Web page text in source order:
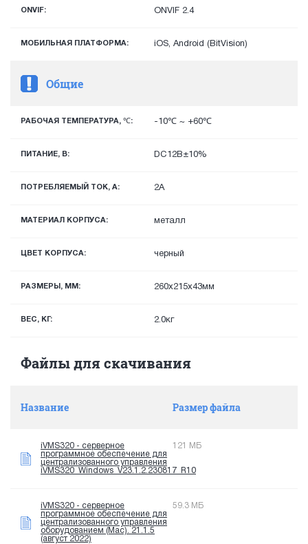
ONVIF: ONVIF 2.4
МОБИЛЬНАЯ ПЛАТФОРМА: iOS, Android (BitVision)
Общие
РАБОЧАЯ ТЕМПЕРАТУРА, ℃: -10℃ ~ +60℃
ПИТАНИЕ, В: DC12В±10%
ПОТРЕБЛЯЕМЫЙ ТОК, А: 2А
МАТЕРИАЛ КОРПУСА: металл
ЦВЕТ КОРПУСА: черный
РАЗМЕРЫ, ММ: 260x215x43мм
ВЕС, КГ: 2.0кг
Файлы для скачивания
Название Размер файла
iVMS320 - серверное
программное обеспечение для
централизованного управления
iVMS320_Windows_V23.1.2.230817_R10
121 МБ
iVMS320 - серверное
программное обеспечение для
централизованного управления
оборудованием (Mac). 21.1.5
(август 2022)
59.3 МБ